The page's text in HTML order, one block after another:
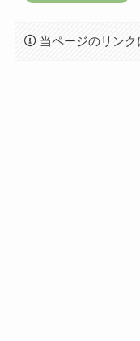
当ページのリンク